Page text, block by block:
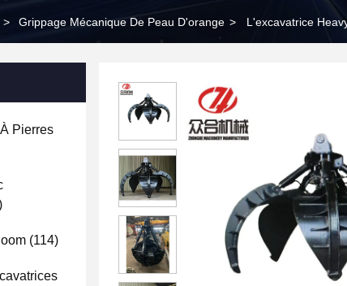
> Grippage Mécanique De Peau D'orange > L'excavatrice
Pierres
(114)